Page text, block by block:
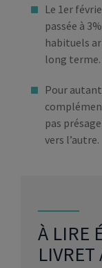
Le 1er
passée à
habituels
long terme.
Pour
pas
vers l’autre.
À LIRE
LIVRET